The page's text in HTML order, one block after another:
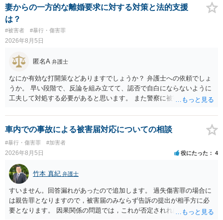
倒れ（回収しても全額弁護士費用となる）となる可能性が高いものと
予想します。 本人訴訟で進める場合には、すでに刑事手続が終了して
いる以上、相手方に資力がないことが多く回収できないケースが多い
（そのため、刑事事件の手続き中に、不本意ではあっても加害者の身
体拘束と、処分待ちという状況を利用して、被害弁償を受けておくこ
とが有効である場合が多い）ことを考慮しておく必要があります。
妻からの一方的な離婚要求に対する対策と法的支援
は？
#被害者 #暴行・傷害罪
2026年8月5日
匿名A 弁護士
なにか有効な打開策などありますでしょうか？ 弁護士への依頼でしょ
うか。 早い段階で、反論を組み立てて、認否で自白にならないように
工夫して対処する必要があると思います。 また警察に被害届を出すと
告訴状を作って証拠をそろえて出すことでしょう。
車内での事故による被害届対応についての相談
#暴行・傷害罪 #加害者
2026年8月5日 役にたった 4
竹本 真紀 弁護士
すいません。回答漏れがあったので追加します。 過失傷害罪の場合に
は親告罪となりますので，被害届のみならず告訴の提出が相手方に必
要となります。 因果関係の問題では，これが否定されれば ①刑事的に